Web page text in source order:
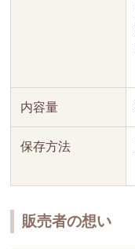
内容量
保存方法
販売者の想い